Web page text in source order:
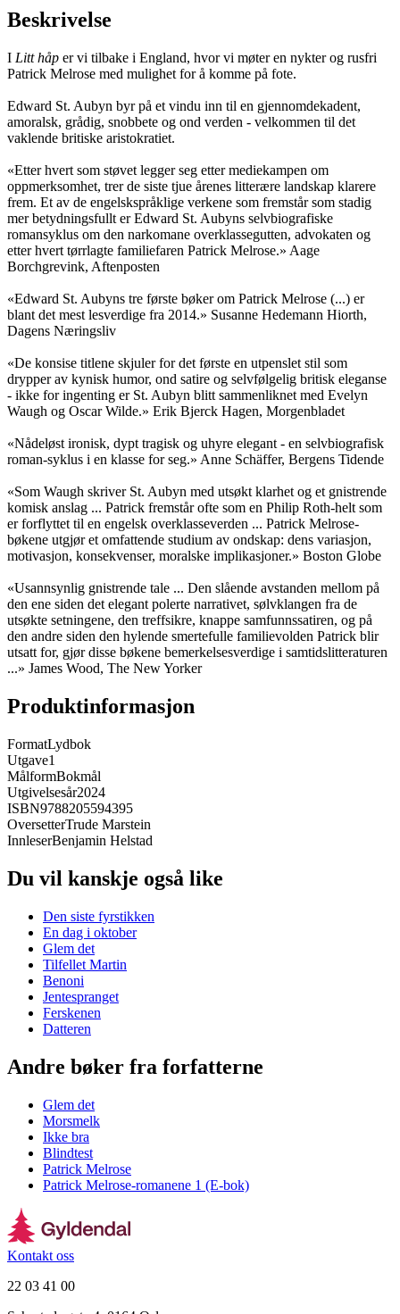
Beskrivelse
I Litt håp er vi tilbake i England, hvor vi møter en nykter og rusfri
Patrick Melrose med mulighet for å komme på fote.
Edward St. Aubyn byr på et vindu inn til en gjennomdekadent,
amoralsk, grådig, snobbete og ond verden - velkommen til det
vaklende britiske aristokratiet.
«Etter hvert som støvet legger seg etter mediekampen om
oppmerksomhet, trer de siste tjue årenes litterære landskap klarere
frem. Et av de engelskspråklige verkene som fremstår som stadig
mer betydningsfullt er Edward St. Aubyns selvbiografiske
romansyklus om den narkomane overklassegutten, advokaten og
etter hvert tørrlagte familiefaren Patrick Melrose.» Aage
Borchgrevink, Aftenposten
«Edward St. Aubyns tre første bøker om Patrick Melrose (...) er
blant det mest lesverdige fra 2014.» Susanne Hedemann Hiorth,
Dagens Næringsliv
«De konsise titlene skjuler for det første en utpenslet stil som
drypper av kynisk humor, ond satire og selvfølgelig britisk eleganse
- ikke for ingenting er St. Aubyn blitt sammenliknet med Evelyn
Waugh og Oscar Wilde.» Erik Bjerck Hagen, Morgenbladet
«Nådeløst ironisk, dypt tragisk og uhyre elegant - en selvbiografisk
roman-syklus i en klasse for seg.» Anne Schäffer, Bergens Tidende
«Som Waugh skriver St. Aubyn med utsøkt klarhet og et gnistrende
komisk anslag ... Patrick fremstår ofte som en Philip Roth-helt som
er forflyttet til en engelsk overklasseverden ... Patrick Melrose-
bøkene utgjør et omfattende studium av ondskap: dens variasjon,
motivasjon, konsekvenser, moralske implikasjoner.» Boston Globe
«Usannsynlig gnistrende tale ... Den slående avstanden mellom på
den ene siden det elegant polerte narrativet, sølvklangen fra de
utsøkte setningene, den treffsikre, knappe samfunnssatiren, og på
den andre siden den hylende smertefulle familievolden Patrick blir
utsatt for, gjør disse bøkene bemerkelsesverdige i samtidslitteraturen
...» James Wood, The New Yorker
Produktinformasjon
FormatLydbok
Utgave1
MålformBokmål
Utgivelsesår2024
ISBN9788205594395
OversetterTrude Marstein
InnleserBenjamin Helstad
Du vil kanskje også like
Den siste fyrstikken
En dag i oktober
Glem det
Tilfellet Martin
Benoni
Jentespranget
Ferskenen
Datteren
Andre bøker fra forfatterne
Glem det
Morsmelk
Ikke bra
Blindtest
Patrick Melrose
Patrick Melrose-romanene 1 (E-bok)
Kontakt oss
22 03 41 00